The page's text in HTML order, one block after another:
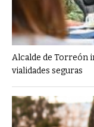
Alcalde de Torreón
vialidades seguras